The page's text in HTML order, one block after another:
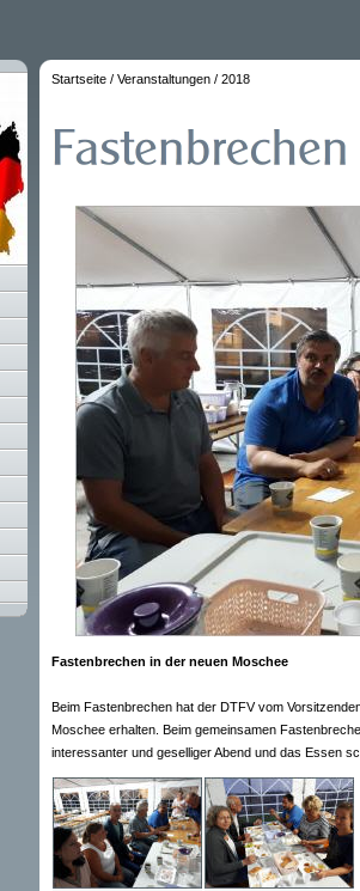
Startseite / Veranstaltungen / 2018
Fastenbrechen in der neuen Moschee
Beim Fastenbrechen hat der DTFV vom
Moschee erhalten. Beim gemeinsamen
interessanter und geselliger Abend und das Essen